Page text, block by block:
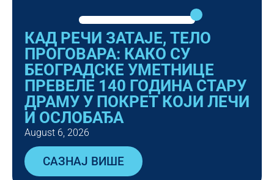
КАД РЕЧИ ЗАТАЈЕ, ТЕЛО
ПРОГОВАРА: КАКО СУ
БЕОГРАДСКЕ УМЕТНИЦЕ
ПРЕВЕЛЕ 140 ГОДИНА СТАРУ
ДРАМУ У ПОКРЕТ КОЈИ ЛЕЧИ
И ОСЛОБАЂА
August 6, 2026
САЗНАЈ ВИШЕ